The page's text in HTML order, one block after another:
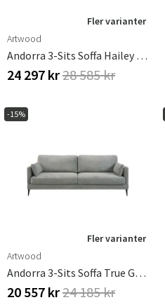
Fler varianter
Artwood
Andorra 3-Sits Soffa Hailey Shell
24 297 kr28 585 kr
-15%
Fler varianter
Artwood
Andorra 3-Sits Soffa True Grey
20 557 kr24 185 kr